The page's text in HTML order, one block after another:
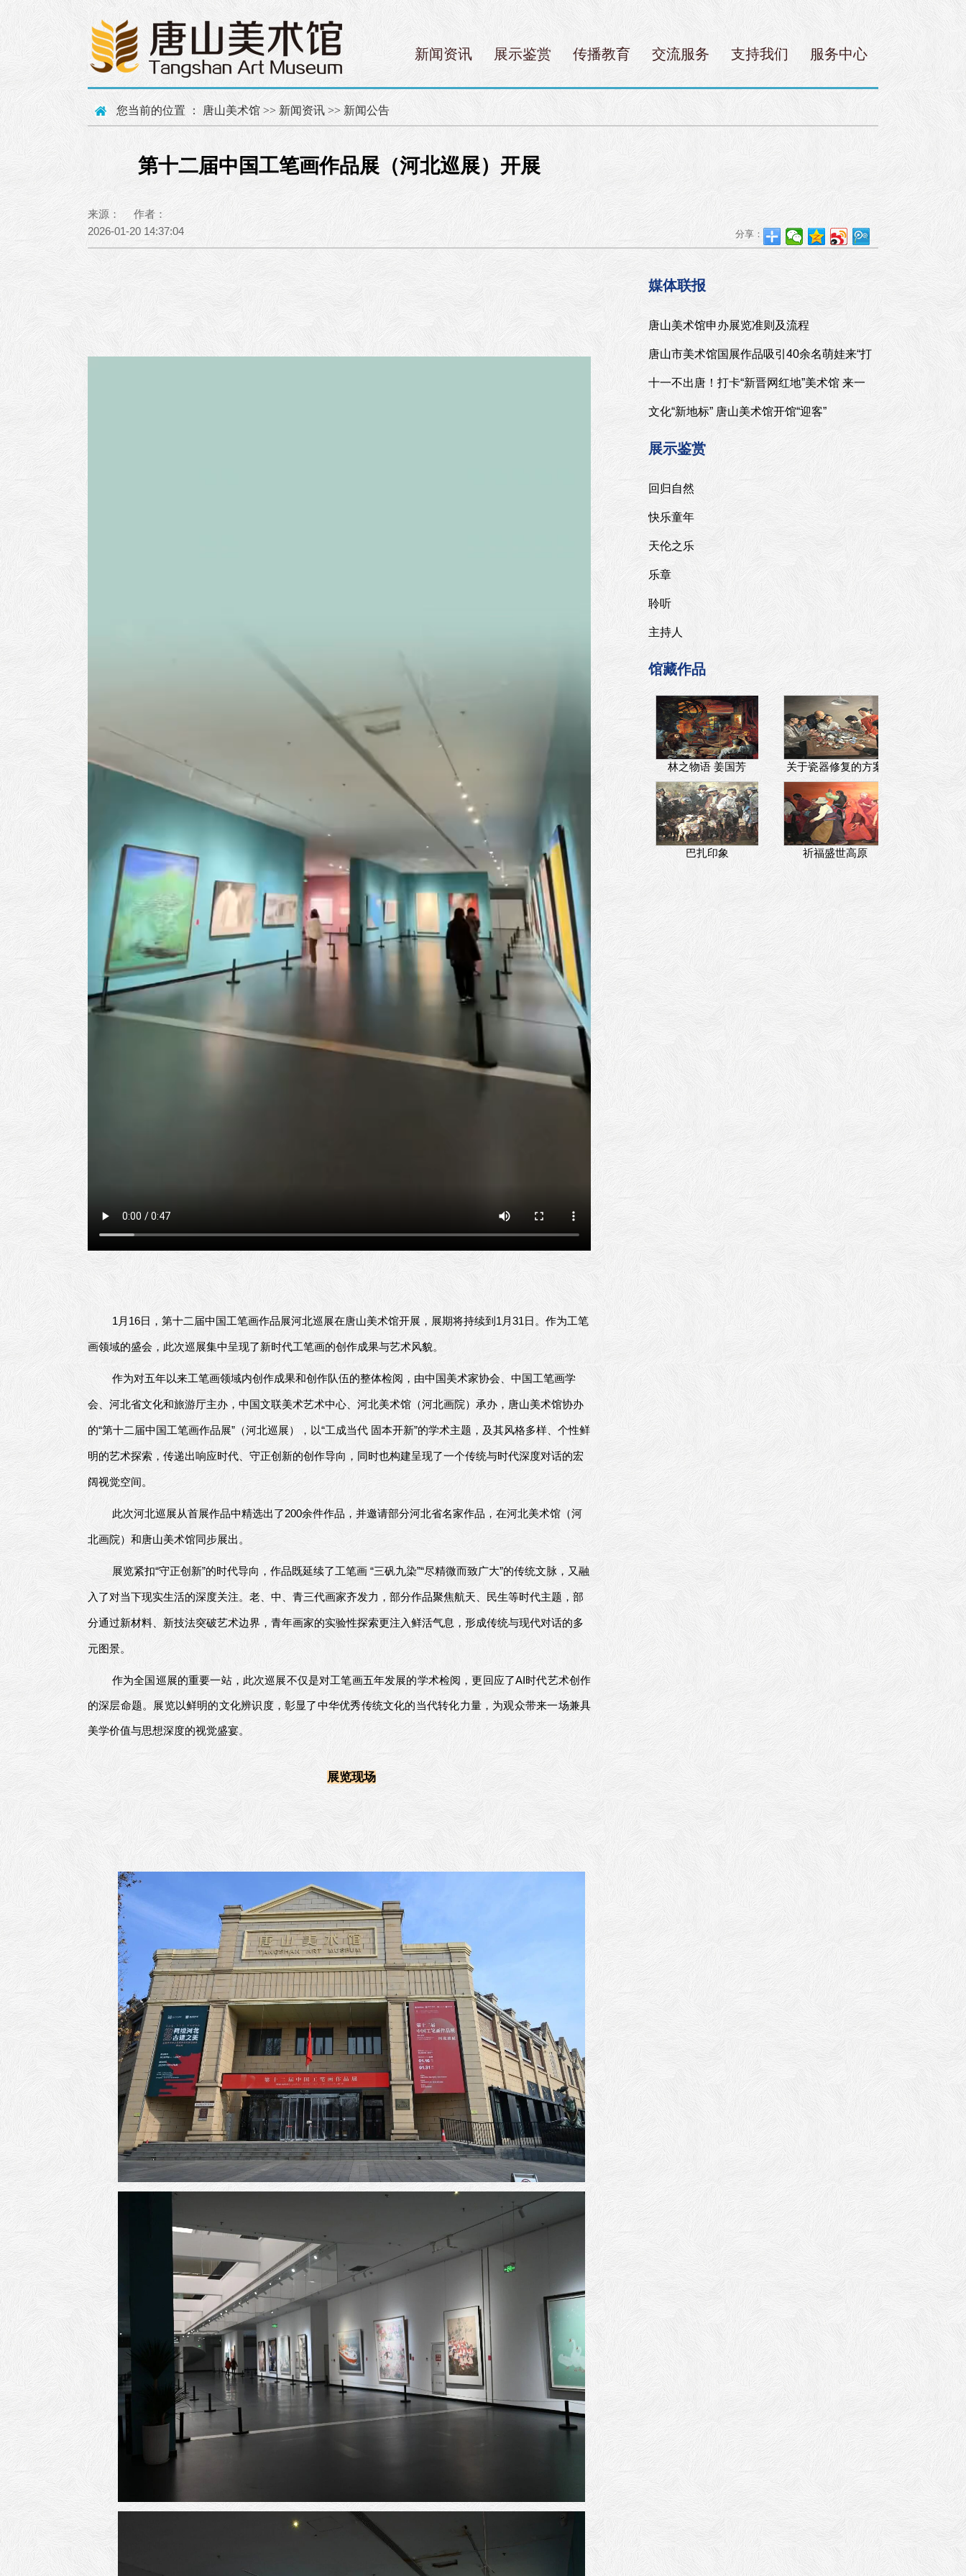
新闻资讯 展示鉴赏 传播教育 交流服务 支持我们 服务中心
您当前的位置 ： 唐山美术馆 >> 新闻资讯 >> 新闻公告
第十二届中国工笔画作品展（河北巡展）开展
来源： 作者：
2026-01-20 14:37:04
分享：
1月16日，第十二届中国工笔画作品展河北巡展在唐山美术馆开展，展期将持续到1月31日。作为工笔
画领域的盛会，此次巡展集中呈现了新时代工笔画的创作成果与艺术风貌。
作为对五年以来工笔画领域内创作成果和创作队伍的整体检阅，由中国美术家协会、中国工笔画学
会、河北省文化和旅游厅主办，中国文联美术艺术中心、河北美术馆（河北画院）承办，唐山美术馆协办
的“第十二届中国工笔画作品展”（河北巡展），以“工成当代 固本开新”的学术主题，及其风格多样、个性鲜
明的艺术探索，传递出响应时代、守正创新的创作导向，同时也构建呈现了一个传统与时代深度对话的宏
阔视觉空间。
此次河北巡展从首展作品中精选出了200余件作品，并邀请部分河北省名家作品，在河北美术馆（河
北画院）和唐山美术馆同步展出。
展览紧扣“守正创新”的时代导向，作品既延续了工笔画 “三矾九染”“尽精微而致广大”的传统文脉，又融
入了对当下现实生活的深度关注。老、中、青三代画家齐发力，部分作品聚焦航天、民生等时代主题，部
分通过新材料、新技法突破艺术边界，青年画家的实验性探索更注入鲜活气息，形成传统与现代对话的多
元图景。
作为全国巡展的重要一站，此次巡展不仅是对工笔画五年发展的学术检阅，更回应了AI时代艺术创作
的深层命题。展览以鲜明的文化辨识度，彰显了中华优秀传统文化的当代转化力量，为观众带来一场兼具
美学价值与思想深度的视觉盛宴。
展览现场
媒体联报
唐山美术馆申办展览准则及流程
唐山市美术馆国展作品吸引40余名萌娃来“打
卡”
十一不出唐！打卡“新晋网红地”美术馆 来一
场“艺术之旅”
文化“新地标” 唐山美术馆开馆“迎客”
展示鉴赏
回归自然
快乐童年
天伦之乐
乐章
聆听
主持人
馆藏作品
林之物语 姜国芳 关于瓷器修复的方案
巴扎印象 祈福盛世高原